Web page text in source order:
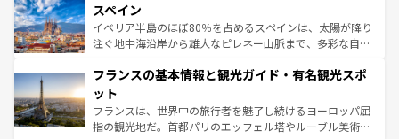
ろん、トスカーナの美しい田園風景やアマルフィ海岸の絶
景など、自然景観も見逃せない。観光の合間には、本場の
ピザやパスタなど、絶品のイタリア料理を堪能することも
ませてくれるイタリアで、忘れられない旅をしてみよう！
なお、新着のイタリア情報は
しい。
スペイン
イベリア半島のほぼ80％を占めるスペインは、太陽が降り
注ぐ地中海沿岸から雄大なピレネー山脈まで、多彩な自然
文化が根付くこの国では、情熱的なフラメンコ、熱気あふ
れる闘牛、そして美味しいタパスが生活の一部となってい
る。首都マドリードの洗練された雰囲気や、バルセロナの
アートに溢れた街角から、地方では古代ローマ遺跡や中世
フランスの基本情報と観光ガイド・有名観光スポ
ット
フランスは、世界中の旅行者を魅了し続けるヨーロッパ屈
指の観光地だ。首都パリのエッフェル塔やルーブル美術館